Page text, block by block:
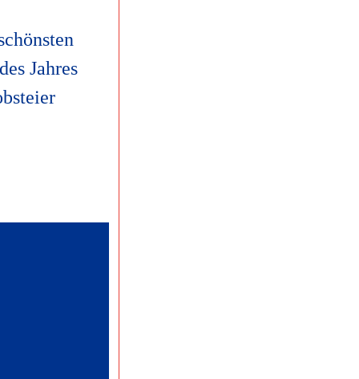
Jahres